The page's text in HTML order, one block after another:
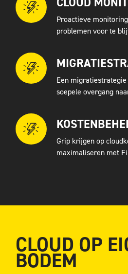
Proactieve
problemen voor te
Een
soepele overgang
Grip krijgen op
maximaliseren met
CLOUD OP
BODEM